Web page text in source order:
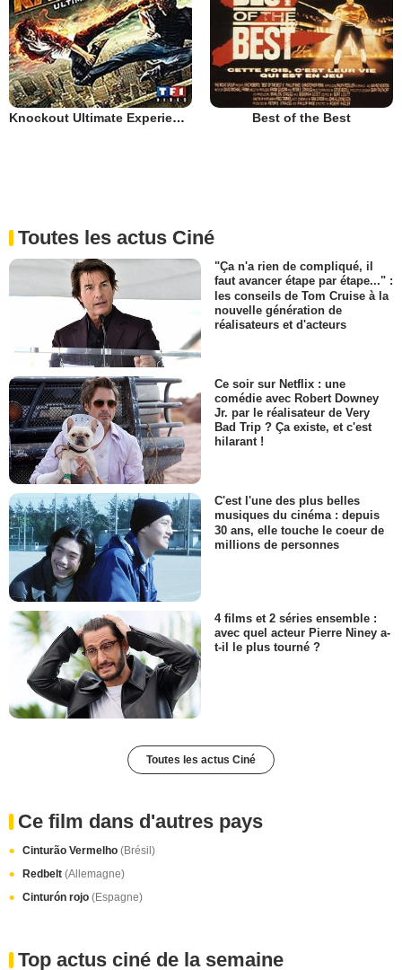
Knockout Ultimate Experience Best of the Best
Toutes les actus Ciné
"Ça n'a rien de compliqué, il
faut avancer étape par étape..." :
les conseils de Tom Cruise à la
nouvelle génération de
réalisateurs et d'acteurs
Ce soir sur Netflix : une
comédie avec Robert Downey
Jr. par le réalisateur de Very
Bad Trip ? Ça existe, et c'est
hilarant !
C'est l'une des plus belles
musiques du cinéma : depuis
30 ans, elle touche le coeur de
millions de personnes
4 films et 2 séries ensemble :
avec quel acteur Pierre Niney a-
t-il le plus tourné ?
Toutes les actus Ciné
Ce film dans d'autres pays
Cinturão Vermelho (Brésil)
Redbelt (Allemagne)
Cinturón rojo (Espagne)
Top actus ciné de la semaine